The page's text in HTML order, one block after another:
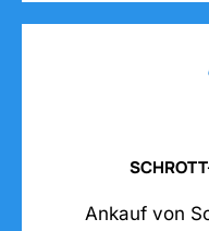
Ankauf von